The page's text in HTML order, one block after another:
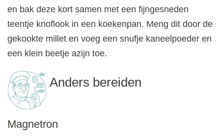
en bak deze kort samen met een fijngesneden
teentje knoflook in een koekenpan. Meng dit door de
gekookte millet en voeg een snufje kaneelpoeder en
een klein beetje azijn toe.
Anders bereiden
Magnetron